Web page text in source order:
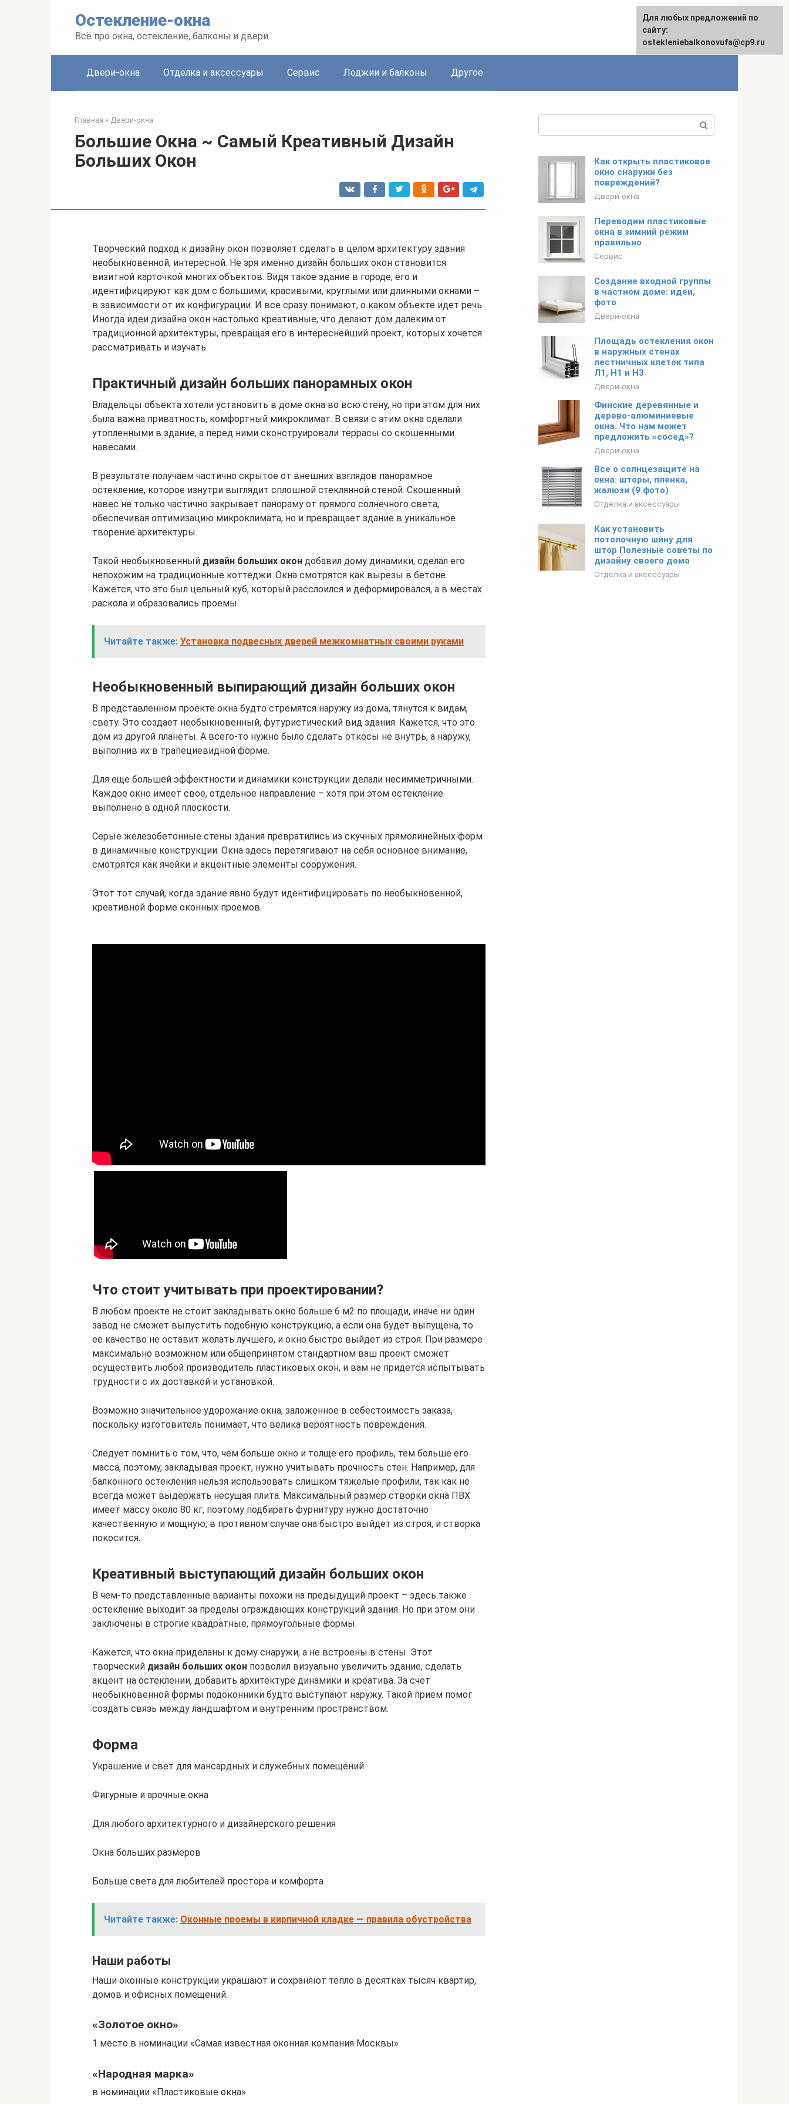
Остекление-окна
Всё про окна, остекление, балконы и двери
Двери-окна Отделка и аксессуары Сервис Лоджии и балконы Другое
Главная » Двери-окна
Большие Окна ~ Самый Креативный Дизайн
Больших Окон
Творческий подход к дизайну окон позволяет сделать в целом архитектуру здания
необыкновенной, интересной. Не зря именно дизайн больших окон становится
визитной карточкой многих объектов. Видя такое здание в городе, его и
идентифицируют как дом с большими, красивыми, круглыми или длинными окнами –
в зависимости от их конфигурации. И все сразу понимают, о каком объекте идет речь.
Иногда идеи дизайна окон настолько креативные, что делают дом далеким от
традиционной архитектуры, превращая его в интереснейший проект, которых хочется
рассматривать и изучать.
Практичный дизайн больших панорамных окон
Владельцы объекта хотели установить в доме окна во всю стену, но при этом для них
была важна приватность, комфортный микроклимат. В связи с этим окна сделали
утопленными в здание, а перед ними сконструировали террасы со скошенными
навесами.
В результате получаем частично скрытое от внешних взглядов панорамное
остекление, которое изнутри выглядит сплошной стеклянной стеной. Скошенный
навес не только частично закрывает панораму от прямого солнечного света,
обеспечивая оптимизацию микроклимата, но и превращает здание в уникальное
творение архитектуры.
Такой необыкновенный дизайн больших окон добавил дому динамики, сделал его
непохожим на традиционные коттеджи. Окна смотрятся как вырезы в бетоне.
Кажется, что это был цельный куб, который расслоился и деформировался, а в местах
раскола и образовались проемы.
Читайте также: Установка подвесных дверей межкомнатных своими руками
Необыкновенный выпирающий дизайн больших окон
В представленном проекте окна будто стремятся наружу из дома, тянутся к видам,
свету. Это создает необыкновенный, футуристический вид здания. Кажется, что это
дом из другой планеты. А всего-то нужно было сделать откосы не внутрь, а наружу,
выполнив их в трапециевидной форме.
Для еще большей эффектности и динамики конструкции делали несимметричными.
Каждое окно имеет свое, отдельное направление – хотя при этом остекление
выполнено в одной плоскости.
Серые железобетонные стены здания превратились из скучных прямолинейных форм
в динамичные конструкции. Окна здесь перетягивают на себя основное внимание,
смотрятся как ячейки и акцентные элементы сооружения.
Этот тот случай, когда здание явно будут идентифицировать по необыкновенной,
креативной форме оконных проемов.
Что стоит учитывать при проектировании?
В любом проекте не стоит закладывать окно больше 6 м2 по площади, иначе ни один
завод не сможет выпустить подобную конструкцию, а если она будет выпущена, то
ее качество не оставит желать лучшего, и окно быстро выйдет из строя. При размере
максимально возможном или общепринятом стандартном ваш проект сможет
осуществить любой производитель пластиковых окон, и вам не придется испытывать
трудности с их доставкой и установкой.
Возможно значительное удорожание окна, заложенное в себестоимость заказа,
поскольку изготовитель понимает, что велика вероятность повреждения.
Следует помнить о том, что, чем больше окно и толще его профиль, тем больше его
масса, поэтому, закладывая проект, нужно учитывать прочность стен. Например, для
балконного остекления нельзя использовать слишком тяжелые профили, так как не
всегда может выдержать несущая плита. Максимальный размер створки окна ПВХ
имеет массу около 80 кг, поэтому подбирать фурнитуру нужно достаточно
качественную и мощную, в противном случае она быстро выйдет из строя, и створка
покосится.
Креативный выступающий дизайн больших окон
В чем-то представленные варианты похожи на предыдущий проект – здесь также
остекление выходит за пределы ограждающих конструкций здания. Но при этом они
заключены в строгие квадратные, прямоугольные формы.
Кажется, что окна приделаны к дому снаружи, а не встроены в стены. Этот
творческий дизайн больших окон позволил визуально увеличить здание, сделать
акцент на остеклении, добавить архитектуре динамики и креатива. За счет
необыкновенной формы подоконники будто выступают наружу. Такой прием помог
создать связь между ландшафтом и внутренним пространством.
Форма
Украшение и свет для мансардных и служебных помещений
Фигурные и арочные окна
Для любого архитектурного и дизайнерского решения
Окна больших размеров
Больше света для любителей простора и комфорта
Читайте также: Оконные проемы в кирпичной кладке — правила обустройства
Наши работы
Наши оконные конструкции украшают и сохраняют тепло в десятках тысяч квартир,
домов и офисных помещений.
«Золотое окно»
1 место в номинации «Самая известная оконная компания Москвы»
«Народная марка»
в номинации «Пластиковые окна»
Как открыть пластиковое
окно снаружи без
повреждений?
Двери-окна
Переводим пластиковые
окна в зимний режим
правильно
Сервис
Создание входной группы
в частном доме: идеи,
фото
Двери-окна
Площадь остекления окон
в наружных стенах
лестничных клеток типа
Л1, H1 и Н3
Двери-окна
Финские деревянные и
дерево-алюминиевые
окна. Что нам может
предложить «сосед»?
Двери-окна
Все о солнцезащите на
окна: шторы, пленка,
жалюзи (9 фото)
Отделка и аксессуары
Как установить
потолочную шину для
штор Полезные советы по
дизайну своего дома
Отделка и аксессуары
Для любых предложений по
сайту:
ostekleniebalkonovufa@cp9.ru